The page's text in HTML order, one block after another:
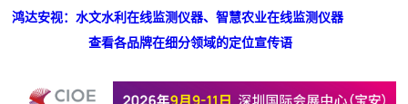
鸿达安视：水文水利在线监测仪器、智慧农业在线监测仪器
查看各品牌在细分领域的定位宣传语